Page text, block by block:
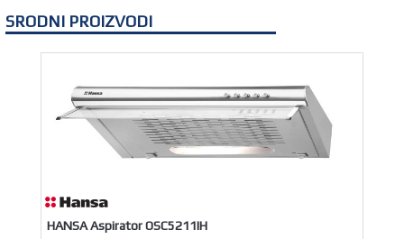
SRODNI PROIZVODI
HANSA Aspirator OSC5211IH